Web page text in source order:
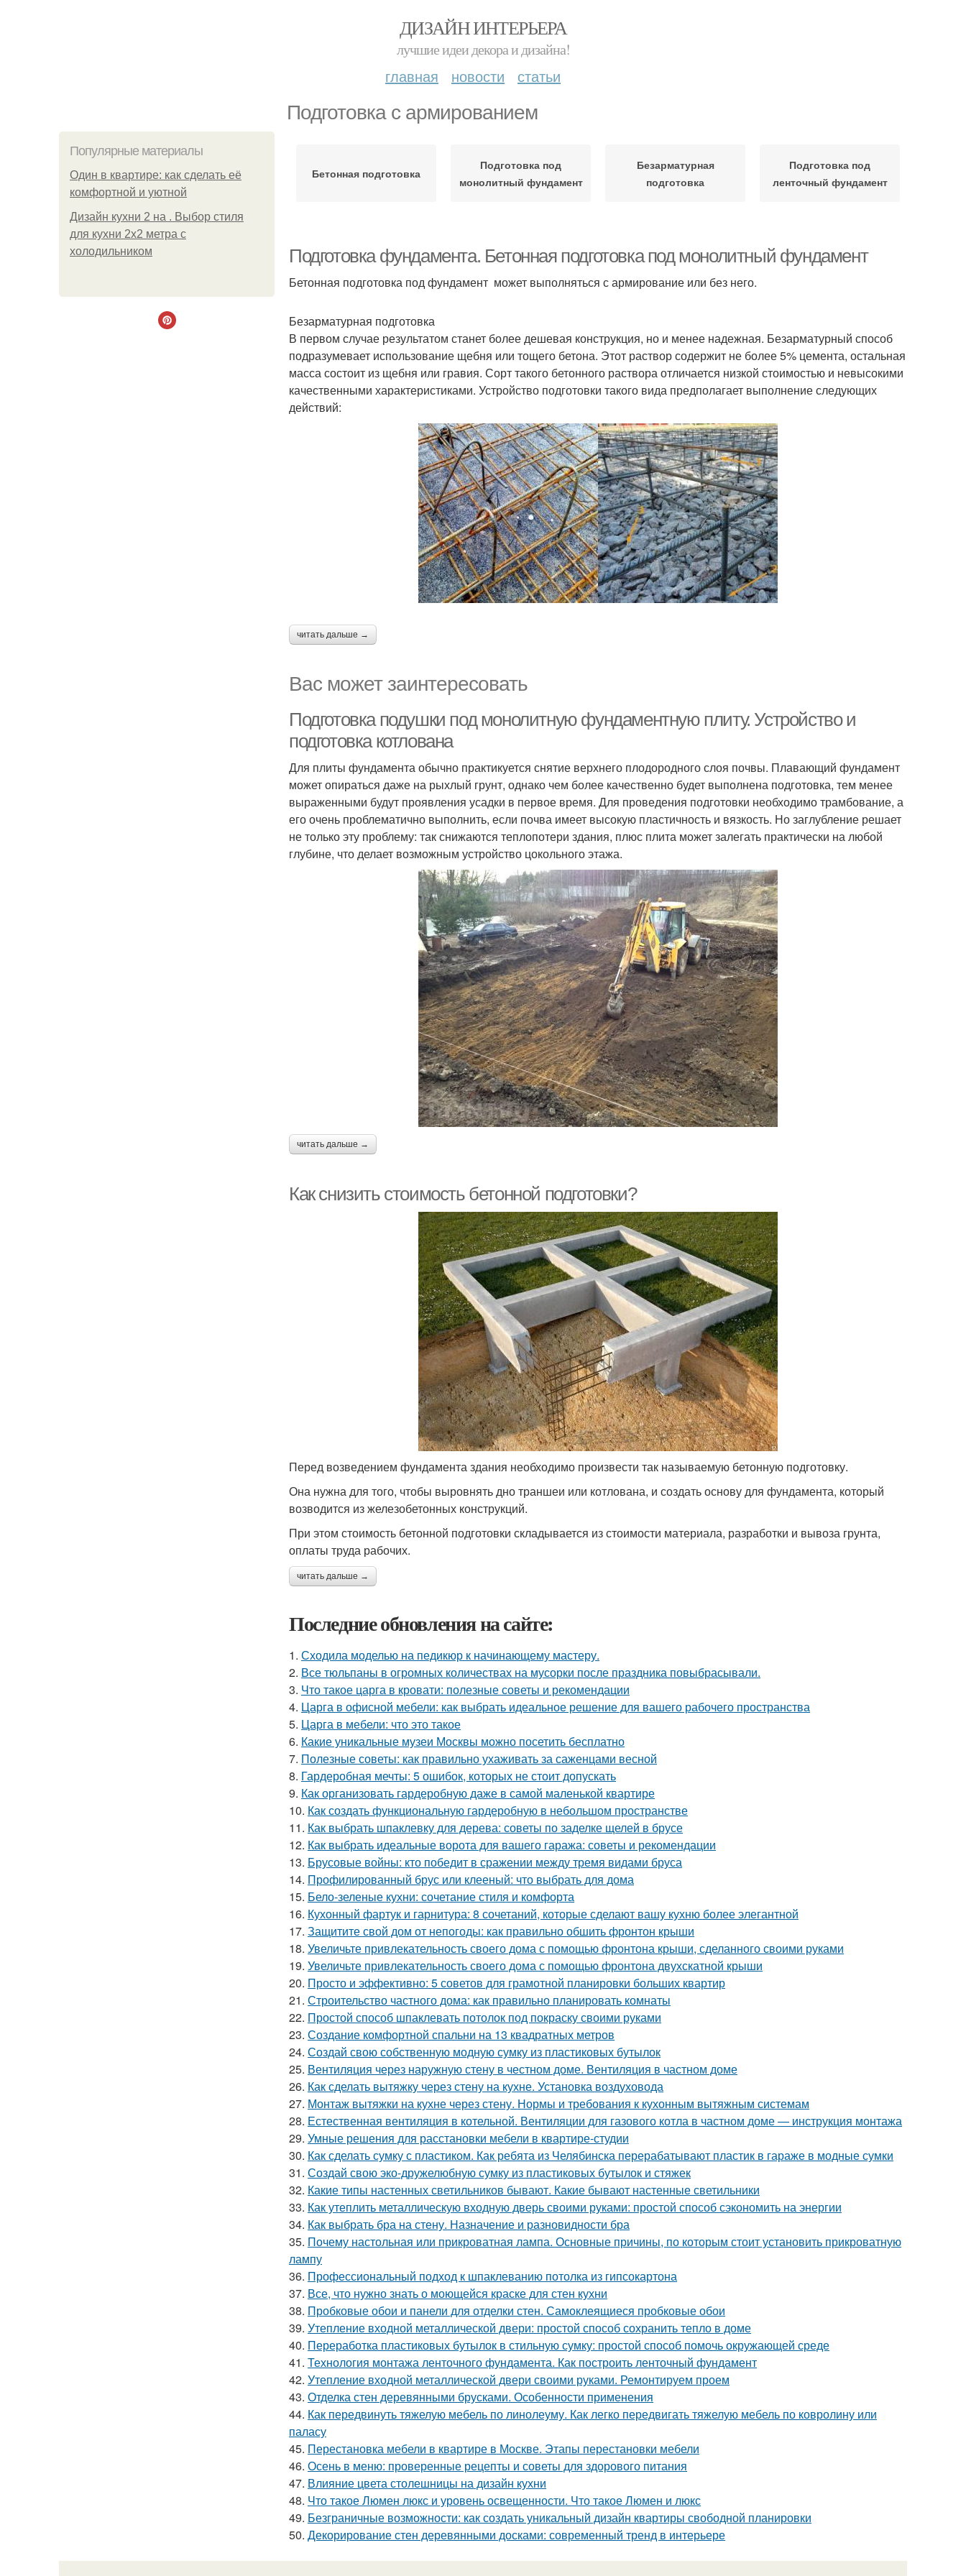
ДИЗАЙН ИНТЕРЬЕРА
лучшие идеи декора и дизайна!
главная новости статьи
Подготовка с армированием
Популярные материалы
Один в квартире: как сделать её
комфортной и уютной
Дизайн кухни 2 на . Выбор стиля
для кухни 2х2 метра с
холодильником
Бетонная подготовка
Подготовка под
монолитный фундамент
Безарматурная
подготовка
Подготовка под
ленточный фундамент
Подготовка фундамента. Бетонная подготовка под монолитный фундамент
Бетонная подготовка под фундамент может выполняться с армирование или без него.
Безарматурная подготовка
В первом случае результатом станет более дешевая конструкция, но и менее надежная. Безарматурный способ
подразумевает использование щебня или тощего бетона. Этот раствор содержит не более 5% цемента, остальная
масса состоит из щебня или гравия. Сорт такого бетонного раствора отличается низкой стоимостью и невысокими
качественными характеристиками. Устройство подготовки такого вида предполагает выполнение следующих
действий:
читать дальше →
Вас может заинтересовать
Подготовка подушки под монолитную фундаментную плиту. Устройство и
подготовка котлована
Для плиты фундамента обычно практикуется снятие верхнего плодородного слоя почвы. Плавающий фундамент
может опираться даже на рыхлый грунт, однако чем более качественно будет выполнена подготовка, тем менее
выраженными будут проявления усадки в первое время. Для проведения подготовки необходимо трамбование, а
его очень проблематично выполнить, если почва имеет высокую пластичность и вязкость. Но заглубление решает
не только эту проблему: так снижаются теплопотери здания, плюс плита может залегать практически на любой
глубине, что делает возможным устройство цокольного этажа.
читать дальше →
Как снизить стоимость бетонной подготовки?
Перед возведением фундамента здания необходимо произвести так называемую бетонную подготовку.
Она нужна для того, чтобы выровнять дно траншеи или котлована, и создать основу для фундамента, который
возводится из железобетонных конструкций.
При этом стоимость бетонной подготовки складывается из стоимости материала, разработки и вывоза грунта,
оплаты труда рабочих.
читать дальше →
Последние обновления на сайте:
1. Сходила моделью на педикюр к начинающему мастеру.
2. Все тюльпаны в огромных количествах на мусорки после праздника повыбрасывали.
3. Что такое царга в кровати: полезные советы и рекомендации
4. Царга в офисной мебели: как выбрать идеальное решение для вашего рабочего пространства
5. Царга в мебели: что это такое
6. Какие уникальные музеи Москвы можно посетить бесплатно
7. Полезные советы: как правильно ухаживать за саженцами весной
8. Гардеробная мечты: 5 ошибок, которых не стоит допускать
9. Как организовать гардеробную даже в самой маленькой квартире
10. Как создать функциональную гардеробную в небольшом пространстве
11. Как выбрать шпаклевку для дерева: советы по заделке щелей в брусе
12. Как выбрать идеальные ворота для вашего гаража: советы и рекомендации
13. Брусовые войны: кто победит в сражении между тремя видами бруса
14. Профилированный брус или клееный: что выбрать для дома
15. Бело-зеленые кухни: сочетание стиля и комфорта
16. Кухонный фартук и гарнитура: 8 сочетаний, которые сделают вашу кухню более элегантной
17. Защитите свой дом от непогоды: как правильно обшить фронтон крыши
18. Увеличьте привлекательность своего дома с помощью фронтона крыши, сделанного своими руками
19. Увеличьте привлекательность своего дома с помощью фронтона двухскатной крыши
20. Просто и эффективно: 5 советов для грамотной планировки больших квартир
21. Строительство частного дома: как правильно планировать комнаты
22. Простой способ шпаклевать потолок под покраску своими руками
23. Создание комфортной спальни на 13 квадратных метров
24. Создай свою собственную модную сумку из пластиковых бутылок
25. Вентиляция через наружную стену в честном доме. Вентиляция в частном доме
26. Как сделать вытяжку через стену на кухне. Установка воздуховода
27. Монтаж вытяжки на кухне через стену. Нормы и требования к кухонным вытяжным системам
28. Естественная вентиляция в котельной. Вентиляции для газового котла в частном доме — инструкция монтажа
29. Умные решения для расстановки мебели в квартире-студии
30. Как сделать сумку с пластиком. Как ребята из Челябинска перерабатывают пластик в гараже в модные сумки
31. Создай свою эко-дружелюбную сумку из пластиковых бутылок и стяжек
32. Какие типы настенных светильников бывают. Какие бывают настенные светильники
33. Как утеплить металлическую входную дверь своими руками: простой способ сэкономить на энергии
34. Как выбрать бра на стену. Назначение и разновидности бра
35. Почему настольная или прикроватная лампа. Основные причины, по которым стоит установить прикроватную
лампу
36. Профессиональный подход к шпаклеванию потолка из гипсокартона
37. Все, что нужно знать о моющейся краске для стен кухни
38. Пробковые обои и панели для отделки стен. Самоклеящиеся пробковые обои
39. Утепление входной металлической двери: простой способ сохранить тепло в доме
40. Переработка пластиковых бутылок в стильную сумку: простой способ помочь окружающей среде
41. Технология монтажа ленточного фундамента. Как построить ленточный фундамент
42. Утепление входной металлической двери своими руками. Ремонтируем проем
43. Отделка стен деревянными брусками. Особенности применения
44. Как передвинуть тяжелую мебель по линолеуму. Как легко передвигать тяжелую мебель по ковролину или
паласу
45. Перестановка мебели в квартире в Москве. Этапы перестановки мебели
46. Осень в меню: проверенные рецепты и советы для здорового питания
47. Влияние цвета столешницы на дизайн кухни
48. Что такое Люмен люкс и уровень освещенности. Что такое Люмен и люкс
49. Безграничные возможности: как создать уникальный дизайн квартиры свободной планировки
50. Декорирование стен деревянными досками: современный тренд в интерьере